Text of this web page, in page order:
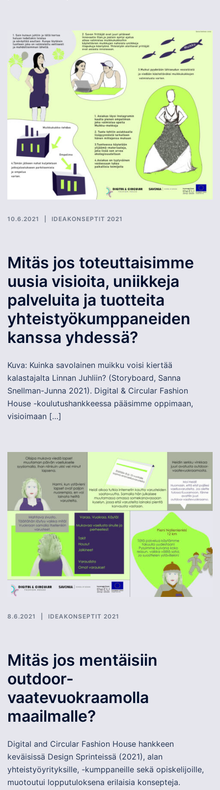
10.6.2021 IDEAKONSEPTIT 2021
Mitäs jos toteuttaisimme
uusia visioita, uniikkeja
palveluita ja tuotteita
yhteistyökumppaneiden
kanssa yhdessä?
Kuva: Kuinka savolainen muikku voisi kiertää
kalastajalta Linnan Juhliin? (Storyboard, Sanna
Snellman-Junna 2021). Digital & Circular Fashion
House -koulutushankkeessa pääsimme oppimaan,
visioimaan […]
8.6.2021 IDEAKONSEPTIT 2021
Mitäs jos mentäisiin
outdoor-
vaatevuokraamolla
maailmalle?
Digital and Circular Fashion House hankkeen
keväisissä Design Sprinteissä (2021), alan
yhteistyöyrityksille, -kumppaneille sekä opiskelijoille,
muotoutui lopputuloksena erilaisia konsepteja.